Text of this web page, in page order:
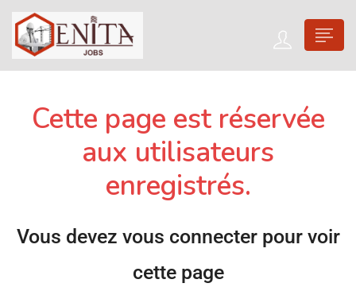
Cette page est réservée
aux utilisateurs
enregistrés.
Vous devez vous connecter pour voir
cette page